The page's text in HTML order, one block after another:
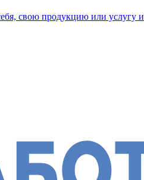
свою продукцию или услугу и